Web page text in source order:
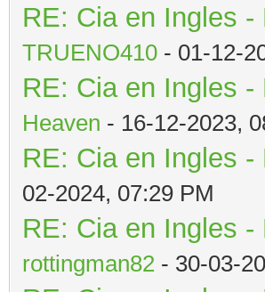
RE: Cia en Ingles
TRUENO410 - 01-12-
RE: Cia en Ingles
Heaven - 16-12-2023,
RE: Cia en Ingles
02-2024, 07:29 PM
RE: Cia en Ingles
rottingman82 - 30-03-